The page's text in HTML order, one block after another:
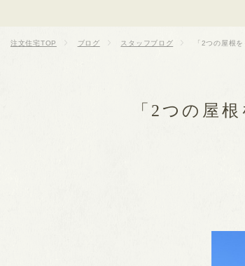
注文住宅TOP ブログ スタッフブログ 「2つの屋根
「2つの屋